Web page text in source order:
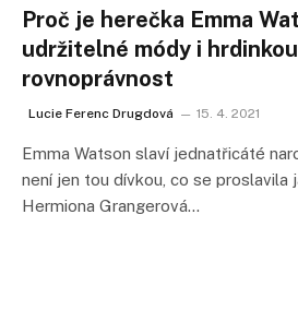
Proč je herečka Emma
udržitelné módy i
rovnoprávnost
Lucie Ferenc Drugdová 15. 4. 2021
Emma Watson slaví jednatřicáté
není jen tou dívkou, co se proslavila
Hermiona Grangerová…